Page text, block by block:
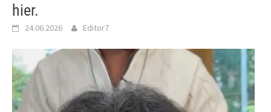
hier.
24.06.2026 Editor7